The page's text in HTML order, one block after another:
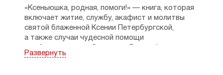
«Ксеньюшка, родная, помоги!» — книга, которая
включает житие, службу, акафист и молитвы
святой блаженной Ксении Петербургской,
а также случаи чудесной помощи
Православной Церкви Заграницей.
Развернуть